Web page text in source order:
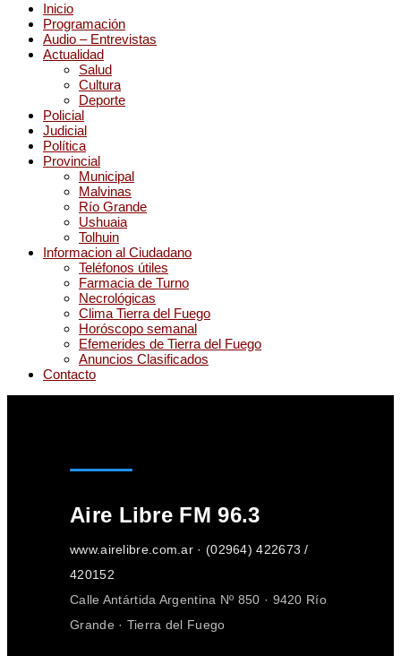
Inicio
Programación
Audio – Entrevistas
Actualidad
Salud
Cultura
Deporte
Policial
Judicial
Política
Provincial
Municipal
Malvinas
Río Grande
Ushuaia
Tolhuin
Informacion al Ciudadano
Teléfonos útiles
Farmacia de Turno
Necrológicas
Clima Tierra del Fuego
Horóscopo semanal
Efemerides de Tierra del Fuego
Anuncios Clasificados
Contacto
Aire Libre FM 96.3
www.airelibre.com.ar · (02964) 422673 /
420152
Calle Antártida Argentina Nº 850 · 9420 Río
Grande · Tierra del Fuego